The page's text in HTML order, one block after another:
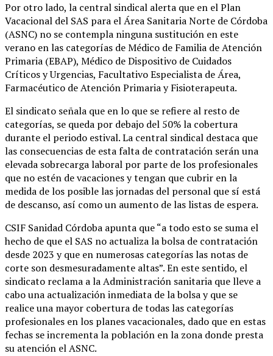
Por otro lado, la central sindical alerta que en el Plan
Vacacional del SAS para el Área Sanitaria Norte de Córdoba
(ASNC) no se contempla ninguna sustitución en este
verano en las categorías de Médico de Familia de Atención
Primaria (EBAP), Médico de Dispositivo de Cuidados
Críticos y Urgencias, Facultativo Especialista de Área,
Farmacéutico de Atención Primaria y Fisioterapeuta.
El sindicato señala que en lo que se refiere al resto de
categorías, se queda por debajo del 50% la cobertura
durante el periodo estival. La central sindical destaca que
las consecuencias de esta falta de contratación serán una
elevada sobrecarga laboral por parte de los profesionales
que no estén de vacaciones y tengan que cubrir en la
medida de los posible las jornadas del personal que sí está
de descanso, así como un aumento de las listas de espera.
CSIF Sanidad Córdoba apunta que “a todo esto se suma el
hecho de que el SAS no actualiza la bolsa de contratación
desde 2023 y que en numerosas categorías las notas de
corte son desmesuradamente altas”. En este sentido, el
sindicato reclama a la Administración sanitaria que lleve a
cabo una actualización inmediata de la bolsa y que se
realice una mayor cobertura de todas las categorías
profesionales en los planes vacacionales, dado que en estas
fechas se incrementa la población en la zona donde presta
su atención el ASNC.